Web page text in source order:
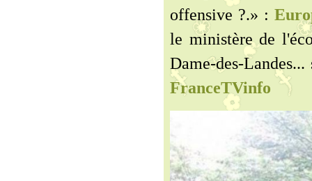
offensive ?.» :
le ministère de
Dame-des-
FranceTVinfo